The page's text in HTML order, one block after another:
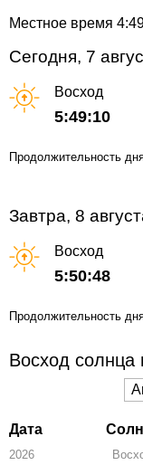
Местное время
Сегодня, 7
Восход
5:49:10
Продолжительность
Завтра, 8
Восход
5:50:48
Продолжительность
Восход солнца
Дата
2026